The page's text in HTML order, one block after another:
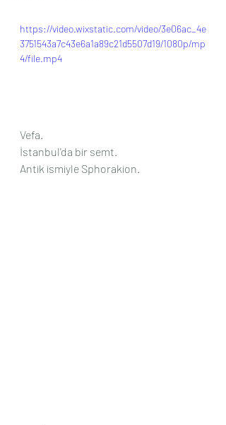
https://video.wixstatic.com/video/3e06ac_4e
3751543a7c43e6a1a89c21d5507d19/1080p/mp
4/file.mp4
Vefa.
İstanbul'da bir semt.
Antik ismiyle Sphorakion.